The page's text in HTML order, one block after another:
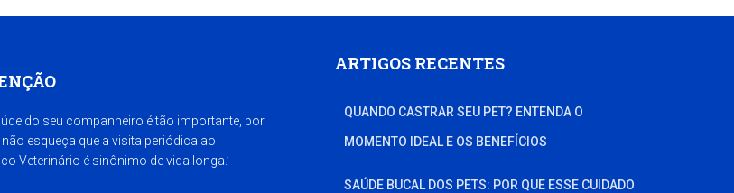
do seu companheiro é tão importante, por
esqueça que a visita periódica ao
Veterinário é sinônimo de vida longa.’
ARTIGOS RECENTES
QUANDO CASTRAR SEU PET? ENTENDA O
MOMENTO IDEAL E OS BENEFÍCIOS
SAÚDE BUCAL DOS PETS: POR QUE ESSE CUIDADO